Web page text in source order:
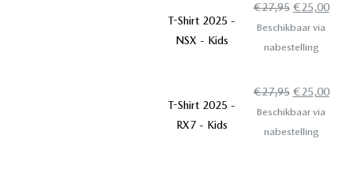
T-Shirt 2025 -
NSX - Kids
€27,95 €25,00
Beschikbaar via
nabestelling
T-Shirt 2025 -
RX7 - Kids
€27,95 €25,00
Beschikbaar via
nabestelling